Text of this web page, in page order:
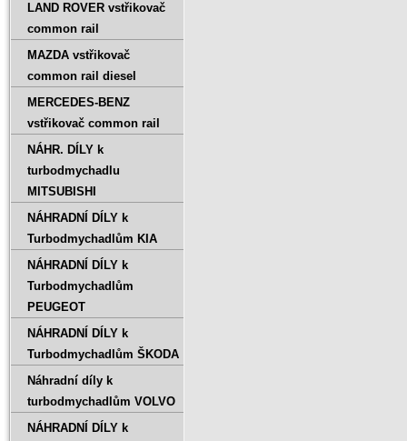
LAND ROVER vstřikovač
common rail
MAZDA vstřikovač
common rail diesel
MERCEDES-BENZ
vstřikovač common rail
NÁHR. DÍLY k
turbodmychadlu
MITSUBISHI
NÁHRADNÍ DÍLY k
Turbodmychadlům KIA
NÁHRADNÍ DÍLY k
Turbodmychadlům
PEUGEOT
NÁHRADNÍ DÍLY k
Turbodmychadlům ŠKODA
Náhradní díly k
turbodmychadlům VOLVO
NÁHRADNÍ DÍLY k